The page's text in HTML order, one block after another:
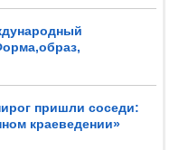
пришли соседи:
краеведении»